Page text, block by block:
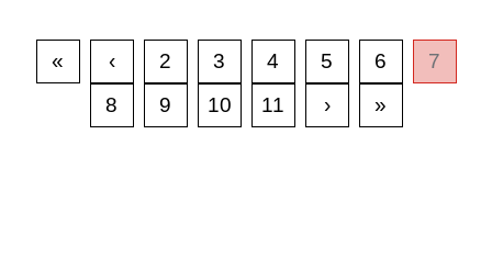
« ‹ 2 3 4 5 6
7
8
9 10 11 › »